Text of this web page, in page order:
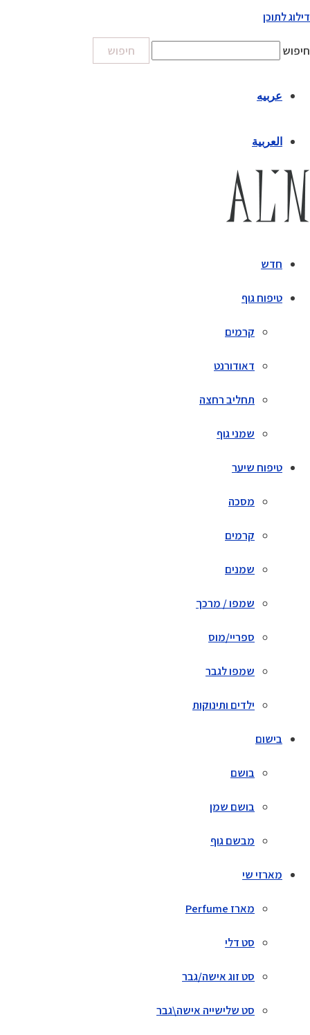
דילוג לתוכן
חיפוש חיפוש
عربيه
العربية
חדש
טיפוח גוף
קרמים
דאודורנט
תחליב רחצה
שמני גוף
טיפוח שיער
מסכה
קרמים
שמנים
שמפו / מרכך
ספריי/מוס
שמפו לגבר
ילדים ותינוקות
בישום
בושם
בושם שמן
מבשם גוף
מארזי שי
מארז Perfume
סט דלי
סט זוג אישה/גבר
סט שלישייה אישה\גבר